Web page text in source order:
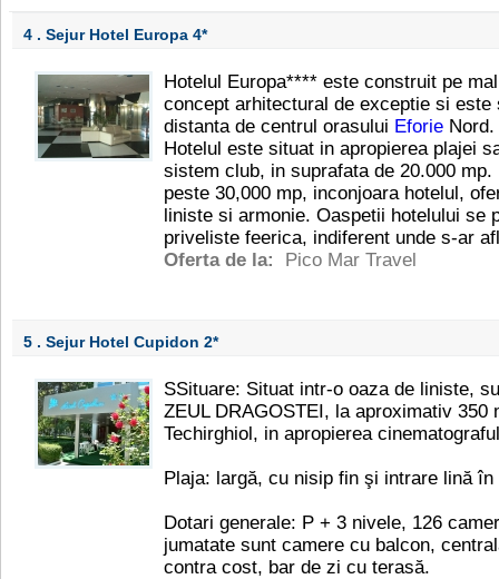
4 . Sejur Hotel Europa 4*
Hotelul Europa**** este construit pe
concept arhitectural de exceptie si
distanta de centrul orasului Eforie Nord.
Hotelul este situat in apropierea plajei
sistem club, in suprafata de 20.000
peste 30,000 mp, inconjoara hotelul,
liniste si armonie. Oaspetii hotelului se
priveliste feerica, indiferent unde s-ar
Oferta de la:
Pico Mar Travel
5 . Sejur Hotel Cupidon 2*
SSituare: Situat intr-o oaza de liniste,
ZEUL DRAGOSTEI, la aproximativ 350
Techirghiol, in apropierea
Plaja: largă, cu nisip fin şi intrare lină în
Dotari generale: P + 3 nivele, 126
jumatate sunt camere cu balcon,
contra cost, bar de zi cu terasă.